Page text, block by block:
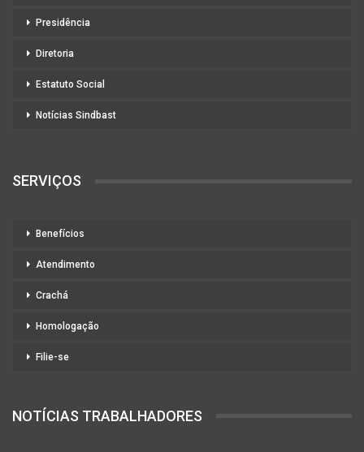
Presidência
Diretoria
Estatuto Social
Notícias Sindbast
SERVIÇOS
Benefícios
Atendimento
Crachá
Homologação
Filie-se
NOTÍCIAS TRABALHADORES